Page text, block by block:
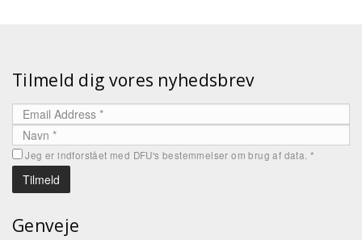
Tilmeld dig vores nyhedsbrev
Jeg er indforstået med DFU's bestemmelser om brug af data.*
Genveje